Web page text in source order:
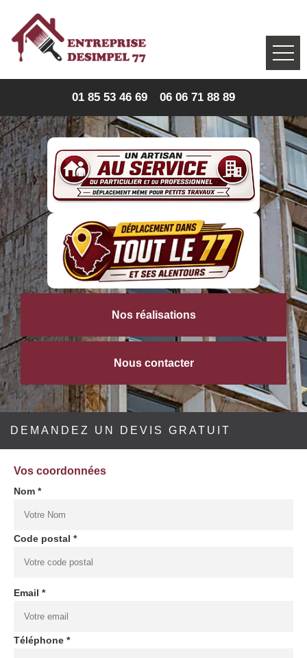
01 85 53 46 69 06 06 71 88 89
Nos réalisations
Nous contacter
DEMANDEZ UN DEVIS GRATUIT
Vos coordonnées
Nom *
Code postal *
Email *
Téléphone *